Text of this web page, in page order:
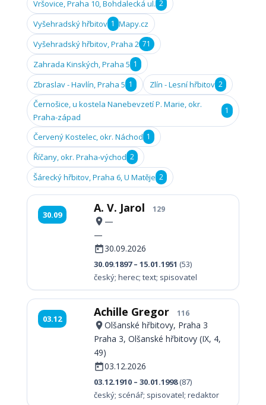
Vršovice, Praha 10, Bohdalecká ul. 2
Vyšehradský hřbitov 1 Mapy.cz
Vyšehradský hřbitov, Praha 2 71
Zahrada Kinských, Praha 5 1
Zbraslav - Havlín, Praha 5 1 Zlín - Lesní hřbitov 2
Černošice, u kostela Nanebevzetí P. Marie, okr.
Praha-západ
1
Červený Kostelec, okr. Náchod 1
Říčany, okr. Praha-východ 2
Šárecký hřbitov, Praha 6, U Matěje 2
30.09 A. V. Jarol 129
—
—
30.09.2026
30.09.1897 – 15.01.1951 (53)
český; herec; text; spisovatel
03.12 Achille Gregor 116
Olšanské hřbitovy, Praha 3
Praha 3, Olšanské hřbitovy (IX, 4,
49)
03.12.2026
03.12.1910 – 30.01.1998(87)
český; scénář; spisovatel; redaktor